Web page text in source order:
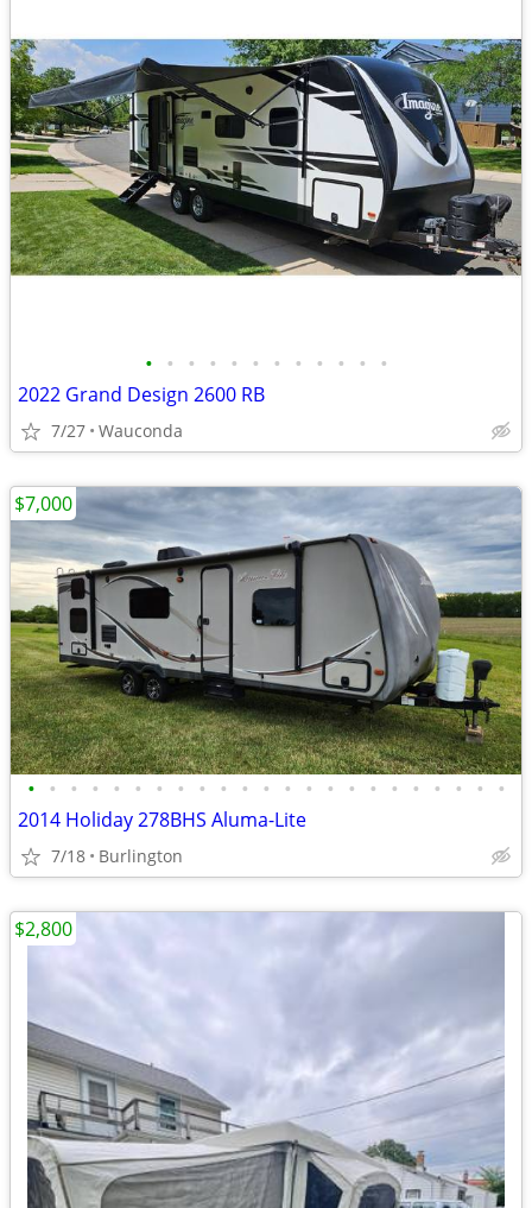
• • • • • • • • • • • •
2022 Grand Design 2600 RB
7/27 Wauconda
• • • • • • • • • • • • • • • • • • • • • • •
2014 Holiday 278BHS Aluma-Lite
7/18 Burlington
$7,000
$2,800